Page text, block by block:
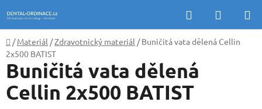
na
obsah
Hledat
KOŠÍK
Domů
/ Materiál /Zdravotnický materiál / Buničitá vata dělená Cellin
2x500 BATIST
Buničitá vata dělená
Cellin 2x500 BATIST